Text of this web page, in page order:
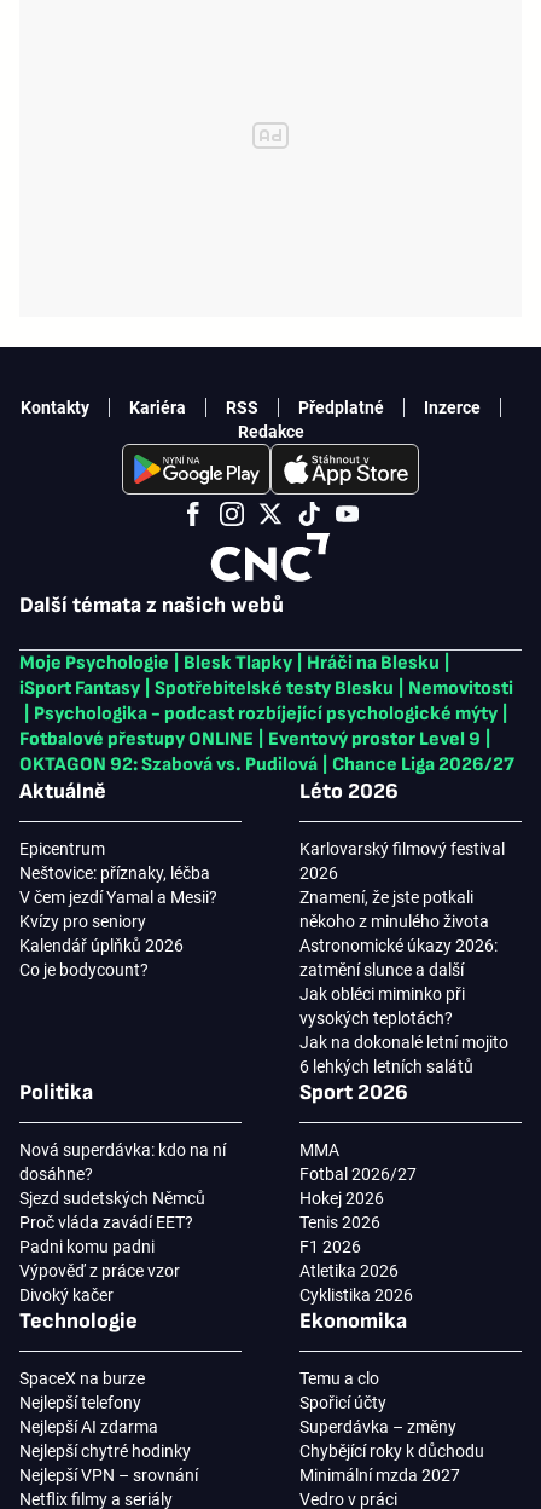
Další témata z našich webů
Moje Psychologie Blesk Tlapky Hráči na Blesku
iSport Fantasy
Spotřebitelské testy Blesku
Nemovitosti
Psychologika - podcast rozbíjející psychologické mýty
Fotbalové přestupy ONLINE
Eventový prostor Level 9
OKTAGON 92: Szabová vs. Pudilová
Chance Liga 2026/27
Aktuálně
Epicentrum
Neštovice: příznaky, léčba
V čem jezdí Yamal a Mesii?
Kvízy pro seniory
Kalendář úplňků 2026
Co je bodycount?
Léto 2026
Karlovarský filmový festival
2026
Znamení, že jste potkali
někoho z minulého života
Astronomické úkazy 2026:
zatmění slunce a další
Jak obléci miminko při
vysokých teplotách?
Jak na dokonalé letní mojito
6 lehkých letních salátů
Politika
Nová superdávka: kdo na ní
dosáhne?
Sjezd sudetských Němců
Proč vláda zavádí EET?
Padni komu padni
Výpověď z práce vzor
Divoký kačer
Sport 2026
MMA
Fotbal 2026/27
Hokej 2026
Tenis 2026
F1 2026
Atletika 2026
Cyklistika 2026
Technologie
SpaceX na burze
Nejlepší telefony
Nejlepší AI zdarma
Nejlepší chytré hodinky
Nejlepší VPN – srovnání
Netflix filmy a seriály
Ekonomika
Temu a clo
Spořicí účty
Superdávka – změny
Chybějící roky k důchodu
Minimální mzda 2027
Vedro v práci
Kontakty Kariéra RSS Předplatné
Inzerce
Redakce